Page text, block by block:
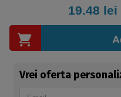
19.48 lei
Vrei oferta